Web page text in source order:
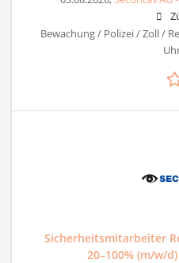
Bewachung / Polizei / Zoll /
Sicherheitsmitarbeiter
20–100% (m/w/